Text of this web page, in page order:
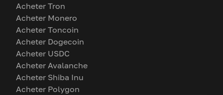
Acheter Tron
Acheter Monero
Acheter Toncoin
Acheter Dogecoin
Acheter USDC
Acheter Avalanche
Acheter Shiba Inu
Acheter Polygon